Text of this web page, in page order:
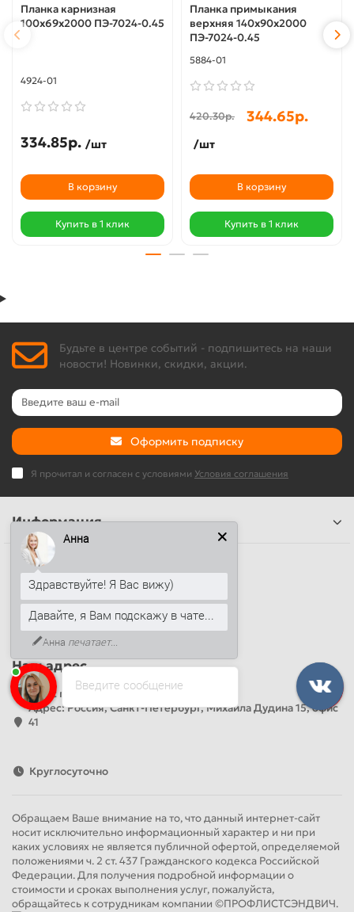
Планка карнизная
100х69х2000 ПЭ-7024-0.45
4924-01
334.85р. /шт
В корзину
Купить в 1 клик
Планка примыкания
верхняя 140х90х2000
ПЭ-7024-0.45
5884-01
420.30р. 344.65р.
/шт
В корзину
Купить в 1 клик
Будьте в центре событий - подпишитесь на наши
новости! Новинки, скидки, акции.
Оформить подписку
Я прочитал и согласен с условиями Условия соглашения
Информация
Наши контакты
+7 (812) 389-26-20
+7 (499) 444-14-71
info@sandwichpanelsvspb.ru
Наш адрес
Офис продаж
Адрес: Россия, Санкт-Петербург, Михаила Дудина 15, офис
41
Круглосуточно
Обращаем Ваше внимание на то, что данный интернет-сайт
носит исключительно информационный характер и ни при
каких условиях не является публичной офертой, определяемой
положениями ч. 2 ст. 437 Гражданского кодекса Российской
Федерации. Для получения подробной информации о
стоимости и сроках выполнения услуг, пожалуйста,
обращайтесь к сотрудникам компании ©ПРОФЛИСТСЭНДВИЧ.
Введите сообщение
Анна
Здравствуйте! Я Вас вижу)
Давайте, я Вам подскажу в чате...
Анна печатает...